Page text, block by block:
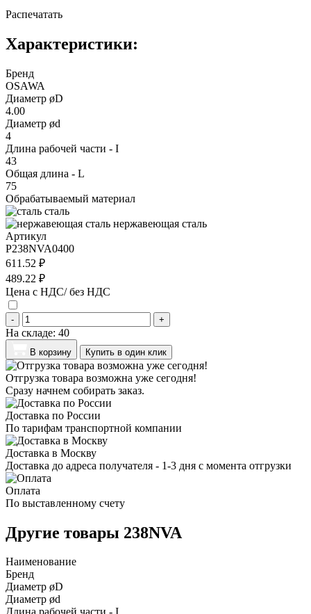
Распечатать
Характеристики:
Бренд
OSAWA
Диаметр øD
4.00
Диаметр ød
4
Длина рабочей части - I
43
Общая длина - L
75
Обрабатываемый материал
сталь
нержавеющая сталь
Артикул
P238NVA0400
611.52 ₽
489.22 ₽
Цена с НДС/ без НДС
- +
На складе: 40
В корзину Купить в один клик
Отгрузка товара возможна уже сегодня!
Сразу начнем собирать заказ.
Доставка по России
По тарифам транспортной компании
Доставка в Москву
Доставка до адреса получателя - 1-3 дня с момента отгрузки
Оплата
По выставленному счету
Другие товары 238NVA
Наименование
Бренд
Диаметр øD
Диаметр ød